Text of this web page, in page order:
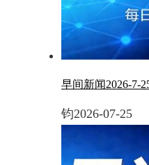
早间新闻2026-7-
钧2026-07-25